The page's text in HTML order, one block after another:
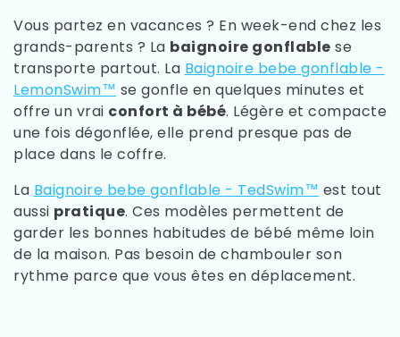
Vous partez en vacances ? En week-end chez les
grands-parents ? La baignoire gonflable se
transporte partout. La Baignoire bebe gonflable -
LemonSwim™ se gonfle en quelques minutes et
offre un vrai confort à bébé. Légère et compacte
une fois dégonflée, elle prend presque pas de
place dans le coffre.
La Baignoire bebe gonflable - TedSwim™ est tout
aussi pratique. Ces modèles permettent de
garder les bonnes habitudes de bébé même loin
de la maison. Pas besoin de chambouler son
rythme parce que vous êtes en déplacement.